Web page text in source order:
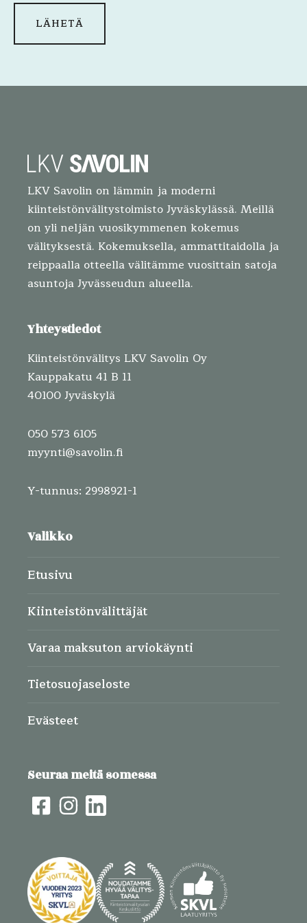
LKV Savolin on lämmin ja moderni
kiinteistönvälitystoimisto Jyväskylässä. Meillä
on yli neljän vuosikymmenen kokemus
välityksestä. Kokemuksella, ammattitaidolla ja
reippaalla otteella välitämme vuosittain satoja
asuntoja Jyvässeudun alueella.
Yhteystiedot
Kiinteistönvälitys LKV Savolin Oy
Kauppakatu 41 B 11
40100 Jyväskylä
050 573 6105
myynti@savolin.fi
Y-tunnus: 2998921-1
Valikko
Etusivu
Kiinteistönvälittäjät
Varaa maksuton arviokäynti
Tietosuojaseloste
Evästeet
Seuraa meitä somessa